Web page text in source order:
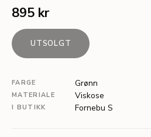
895 kr
UTSOLGT
FARGE Grønn
MATERIALE Viskose
I BUTIKK Fornebu S